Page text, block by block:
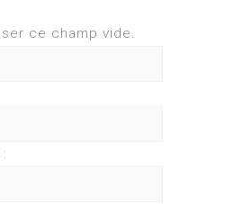
ce champ vide.